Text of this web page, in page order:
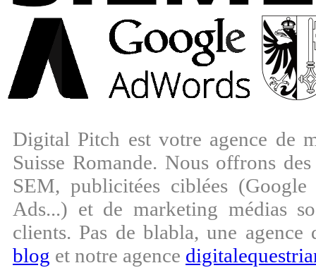
Digital Pitch est votre agence de
Suisse Romande. Nous offrons
SEM, publicitées ciblées
Ads...) et de marketing médias
clients. Pas de blabla, une
blog et notre agence